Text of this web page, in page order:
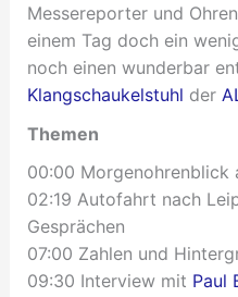
Messereporter und
einem Tag doch ein
noch einen wunderbar
Klangschaukelstuhl der
Themen
00:00 Morgenohrenblick
02:19 Autofahrt nach
Gesprächen
07:00 Zahlen und
09:30 Interview mit Paul